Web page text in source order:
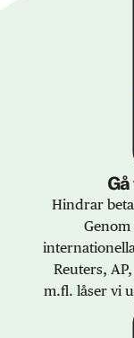
Hindrar
Reuters,
m.fl. låser vi